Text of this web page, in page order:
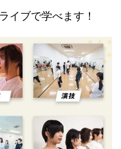
イブで学べます！